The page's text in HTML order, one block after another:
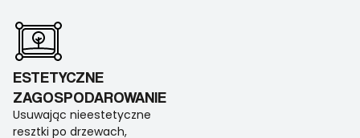
ESTETYCZNE
ZAGOSPODAROWANIE
Usuwając nieestetyczne
resztki po drzewach,